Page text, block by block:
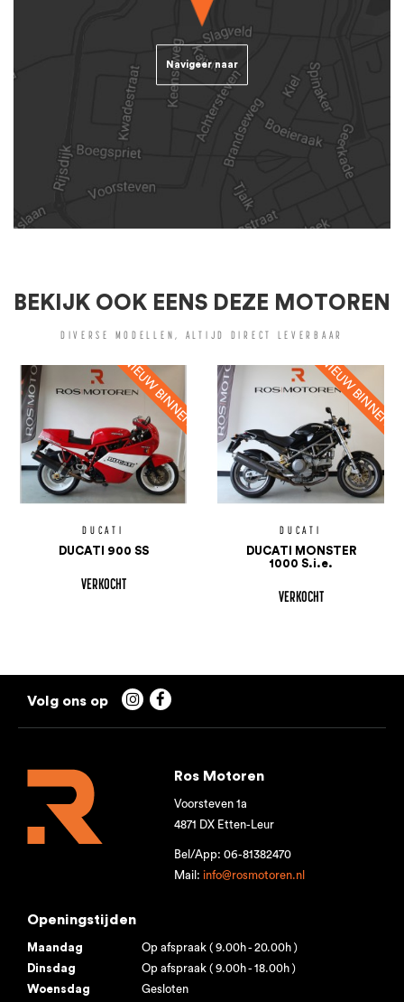
Navigeer naar
BEKIJK OOK EENS DEZE MOTOREN
DIVERSE MODELLEN, ALTIJD DIRECT LEVERBAAR
DUCATI
DUCATI 900 SS
VERKOCHT
DUCATI
DUCATI MONSTER
1000 S.i.e.
VERKOCHT
 
Ros Motoren
Voorsteven 1a
4871 DX Etten-Leur
Bel/App: 06-81382470
Mail:info@rosmotoren.nl
Openingstijden
Maandag
Op afspraak ( 9.00h - 20.00h )
Dinsdag
Op afspraak ( 9.00h - 18.00h )
Woensdag
Gesloten